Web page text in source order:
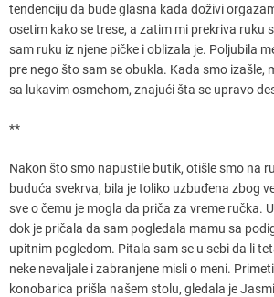
tendenciju da bude glasna kada doživi
osetim kako se trese, a zatim mi prekriva ruku
sam ruku iz njene pičke i oblizala je. Poljubila
pre nego što sam se obukla. Kada smo izašle,
sa lukavim osmehom, znajući šta se upravo
**
Nakon što smo napustile butik, otišle smo na
buduća svekrva, bila je toliko uzbuđena zbog
sve o čemu je mogla da priča za vreme ručka.
dok je pričala da sam pogledala mamu sa
upitnim pogledom. Pitala sam se u sebi da li
neke nevaljale i zabranjene misli o meni.
konobarica prišla našem stolu, gledala je